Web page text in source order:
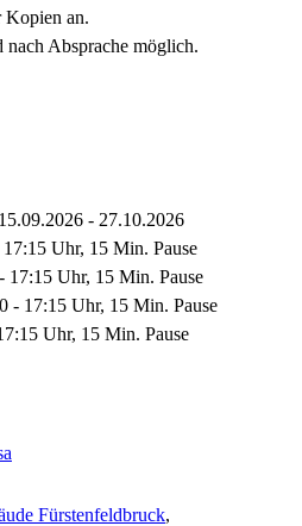
Kopien an.
Absprache möglich.
- 27.10.2026
Uhr, 15 Min. Pause
17:15 Uhr, 15 Min. Pause
- 17:15 Uhr, 15 Min. Pause
Uhr, 15 Min. Pause
Fürstenfeldbruck,